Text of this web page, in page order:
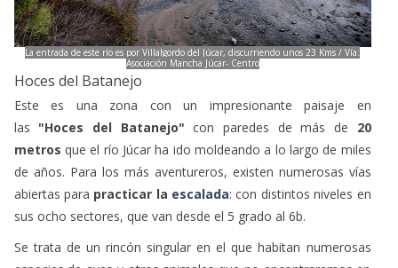
La entrada de este río es por Villalgordo del Júcar, discurriendo unos 23 Kms / Vía:
Asociación Mancha Júcar- Centro
Hoces del Batanejo
Este es una zona con un impresionante paisaje en
"Hoces del Batanejo"
que el río Júcar ha ido moldeando a lo largo de miles
de años. Para los más aventureros, existen numerosas vías
abiertas para
practicar la
: con distintos niveles en
sus ocho sectores, que van desde el 5 grado al 6b.
Se trata de un rincón singular en el que habitan numerosas
otros espacios naturales. Además, también discurre la Ruta